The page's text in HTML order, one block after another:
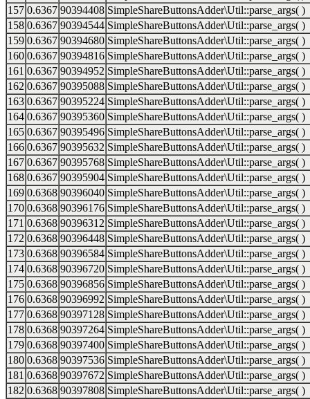
157 0.6367 90394408 SimpleShareButtonsAdder\Util::parse_args( )
158 0.6367 90394544 SimpleShareButtonsAdder\Util::parse_args( )
159 0.6367 90394680 SimpleShareButtonsAdder\Util::parse_args( )
160 0.6367 90394816 SimpleShareButtonsAdder\Util::parse_args( )
161 0.6367 90394952 SimpleShareButtonsAdder\Util::parse_args( )
162 0.6367 90395088 SimpleShareButtonsAdder\Util::parse_args( )
163 0.6367 90395224 SimpleShareButtonsAdder\Util::parse_args( )
164 0.6367 90395360 SimpleShareButtonsAdder\Util::parse_args( )
165 0.6367 90395496 SimpleShareButtonsAdder\Util::parse_args( )
166 0.6367 90395632 SimpleShareButtonsAdder\Util::parse_args( )
167 0.6367 90395768 SimpleShareButtonsAdder\Util::parse_args( )
168 0.6367 90395904 SimpleShareButtonsAdder\Util::parse_args( )
169 0.6368 90396040 SimpleShareButtonsAdder\Util::parse_args( )
170 0.6368 90396176 SimpleShareButtonsAdder\Util::parse_args( )
171 0.6368 90396312 SimpleShareButtonsAdder\Util::parse_args( )
172 0.6368 90396448 SimpleShareButtonsAdder\Util::parse_args( )
173 0.6368 90396584 SimpleShareButtonsAdder\Util::parse_args( )
174 0.6368 90396720 SimpleShareButtonsAdder\Util::parse_args( )
175 0.6368 90396856 SimpleShareButtonsAdder\Util::parse_args( )
176 0.6368 90396992 SimpleShareButtonsAdder\Util::parse_args( )
177 0.6368 90397128 SimpleShareButtonsAdder\Util::parse_args( )
178 0.6368 90397264 SimpleShareButtonsAdder\Util::parse_args( )
179 0.6368 90397400 SimpleShareButtonsAdder\Util::parse_args( )
180 0.6368 90397536 SimpleShareButtonsAdder\Util::parse_args( )
181 0.6368 90397672 SimpleShareButtonsAdder\Util::parse_args( )
182 0.6368 90397808 SimpleShareButtonsAdder\Util::parse_args( )